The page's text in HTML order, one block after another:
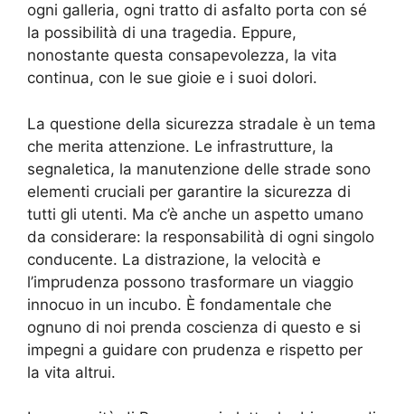
ogni galleria, ogni tratto di asfalto porta con sé
la possibilità di una tragedia. Eppure,
nonostante questa consapevolezza, la vita
continua, con le sue gioie e i suoi dolori.
La questione della sicurezza stradale è un tema
che merita attenzione. Le infrastrutture, la
segnaletica, la manutenzione delle strade sono
elementi cruciali per garantire la sicurezza di
tutti gli utenti. Ma c’è anche un aspetto umano
da considerare: la responsabilità di ogni singolo
conducente. La distrazione, la velocità e
l’imprudenza possono trasformare un viaggio
innocuo in un incubo. È fondamentale che
ognuno di noi prenda coscienza di questo e si
impegni a guidare con prudenza e rispetto per
la vita altrui.